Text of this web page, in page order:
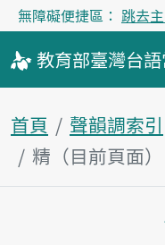
無障礙便捷區： 跳去
教育部臺灣台語
首頁 聲韻調索引
精（目前頁面）